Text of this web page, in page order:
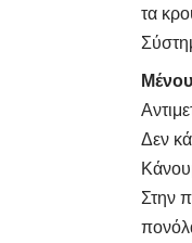
τα
Δεν
Στην